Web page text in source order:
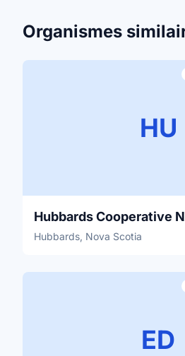
Organismes
HU
Hubbards Cooperative
Hubbards, Nova Scotia
ED